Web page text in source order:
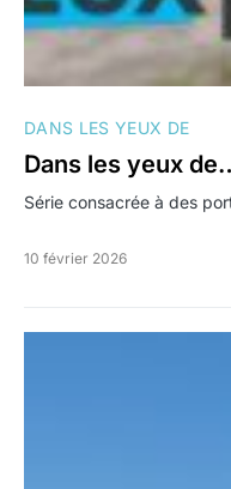
DANS LES YEUX DE
Dans les yeux
Série consacrée à des
10 février 2026